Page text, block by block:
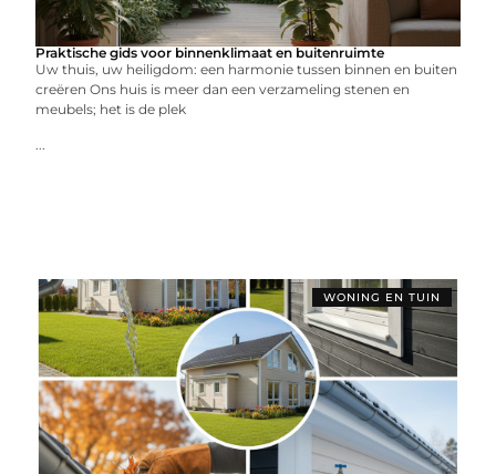
Praktische gids voor binnenklimaat en buitenruimte
Uw thuis, uw heiligdom: een harmonie tussen binnen en buiten
creëren Ons huis is meer dan een verzameling stenen en
meubels; het is de plek
...
WONING EN TUIN